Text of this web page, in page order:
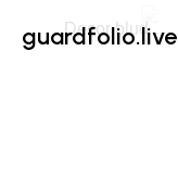
guardfolio.live